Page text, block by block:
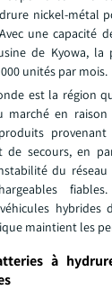
nickel-métal
une capacité
de Kyowa,
unités par mois.
est la région
marché en
provenant
de secours, en
du
hybrides
maintient les
à